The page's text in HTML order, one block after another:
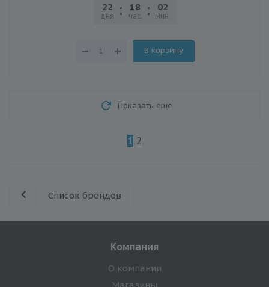
22
дня
18
час.
02
мин.
В корзину
Показать еще
1 2
Список брендов
Компания
О компании